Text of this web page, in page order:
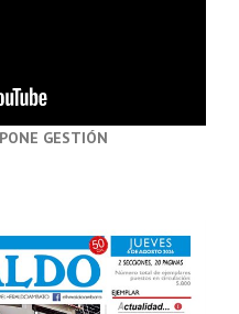
GESTIÓN